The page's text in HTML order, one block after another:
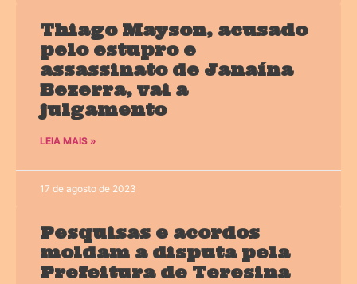
Thiago Mayson, acusado
pelo estupro e
assassinato de Janaína
Bezerra, vai a
julgamento
LEIA MAIS »
17 de agosto de 2023
Pesquisas e acordos
moldam a disputa pela
Prefeitura de Teresina